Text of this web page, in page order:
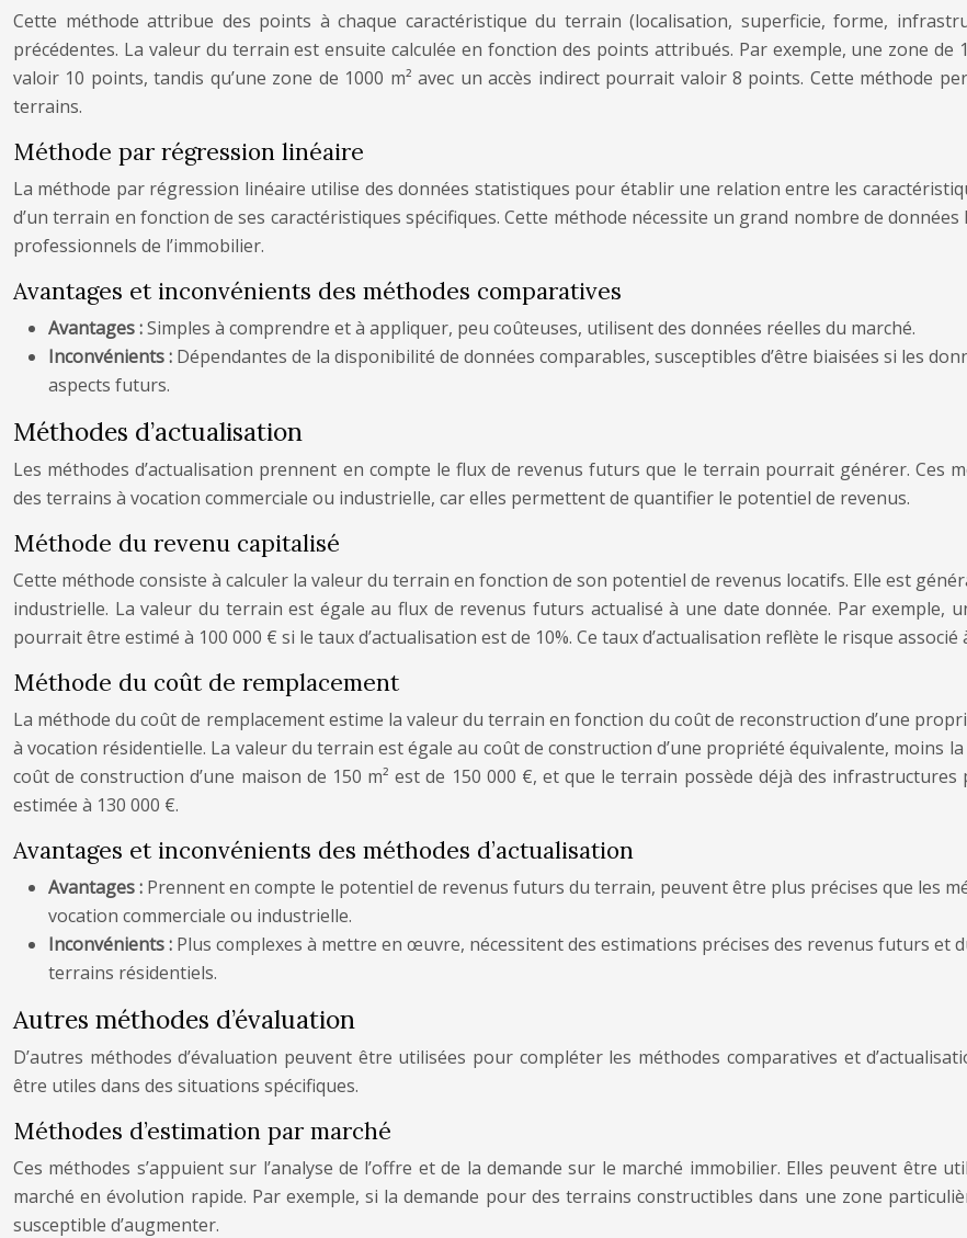
Cette méthode attribue des points à chaque caractéristique du terrain (localisation, superficie, forme,
précédentes. La valeur du terrain est ensuite calculée en fonction des points attribués. Par exemple, une zone
valoir 10 points, tandis qu’une zone de 1000 m² avec un accès indirect pourrait valoir 8 points. Cette méthode
terrains.
Méthode par régression linéaire
La méthode par régression linéaire utilise des données statistiques pour établir une relation entre les
d’un terrain en fonction de ses caractéristiques spécifiques. Cette méthode nécessite un grand nombre de
professionnels de l’immobilier.
Avantages et inconvénients des méthodes comparatives
Avantages :Simples à comprendre et à appliquer, peu coûteuses, utilisent des données réelles du marché.
Inconvénients : Dépendantes de la disponibilité de données comparables, susceptibles d’être biaisées si les
aspects futurs.
Méthodes d’actualisation
Les méthodes d’actualisation prennent en compte le flux de revenus futurs que le terrain pourrait générer.
des terrains à vocation commerciale ou industrielle, car elles permettent de quantifier le potentiel de revenus.
Méthode du revenu capitalisé
Cette méthode consiste à calculer la valeur du terrain en fonction de son potentiel de revenus locatifs. Elle est
industrielle. La valeur du terrain est égale au flux de revenus futurs actualisé à une date donnée. Par
pourrait être estimé à 100 000 € si le taux d’actualisation est de 10%. Ce taux d’actualisation reflète le risque
Méthode du coût de remplacement
La méthode du coût de remplacement estime la valeur du terrain en fonction du coût de reconstruction d’une
à vocation résidentielle. La valeur du terrain est égale au coût de construction d’une propriété équivalente, moins
coût de construction d’une maison de 150 m² est de 150 000 €, et que le terrain possède déjà des
estimée à 130 000 €.
Avantages et inconvénients des méthodes d’actualisation
Avantages : Prennent en compte le potentiel de revenus futurs du terrain, peuvent être plus précises que les
vocation commerciale ou industrielle.
Inconvénients : Plus complexes à mettre en œuvre, nécessitent des estimations précises des revenus futurs et
terrains résidentiels.
Autres méthodes d’évaluation
D’autres méthodes d’évaluation peuvent être utilisées pour compléter les méthodes comparatives et
être utiles dans des situations spécifiques.
Méthodes d’estimation par marché
Ces méthodes s’appuient sur l’analyse de l’offre et de la demande sur le marché immobilier. Elles peuvent être
marché en évolution rapide. Par exemple, si la demande pour des terrains constructibles dans une zone
susceptible d’augmenter.